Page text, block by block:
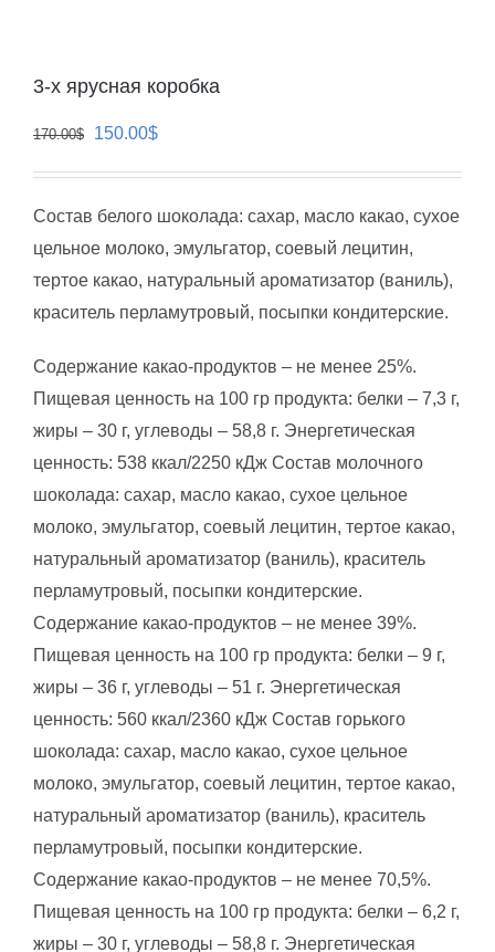
3-х ярусная коробка
170.00$
Первоначальная
170.00$.
150.00$Текущая
Состав белого шоколада: cахар, масло какао, сухое
цельное молоко, эмульгатор, соевый лецитин,
тертое какао, натуральный ароматизатор (ваниль),
краситель перламутровый, посыпки кондитерские.
Содержание какао-продуктов – не менее 25%.
Пищевая ценность на 100 гр продукта: белки – 7,3 г,
жиры – 30 г, углеводы – 58,8 г. Энергетическая
ценность: 538 ккал/2250 кДж Состав молочного
шоколада: cахар, масло какао, сухое цельное
молоко, эмульгатор, соевый лецитин, тертое какао,
натуральный ароматизатор (ваниль), краситель
перламутровый, посыпки кондитерские.
Содержание какао-продуктов – не менее 39%.
Пищевая ценность на 100 гр продукта: белки – 9 г,
жиры – 36 г, углеводы – 51 г. Энергетическая
ценность: 560 ккал/2360 кДж Состав горького
шоколада: cахар, масло какао, сухое цельное
молоко, эмульгатор, соевый лецитин, тертое какао,
натуральный ароматизатор (ваниль), краситель
перламутровый, посыпки кондитерские.
Содержание какао-продуктов – не менее 70,5%.
Пищевая ценность на 100 гр продукта: белки – 6,2 г,
жиры – 30 г, углеводы – 58,8 г. Энергетическая